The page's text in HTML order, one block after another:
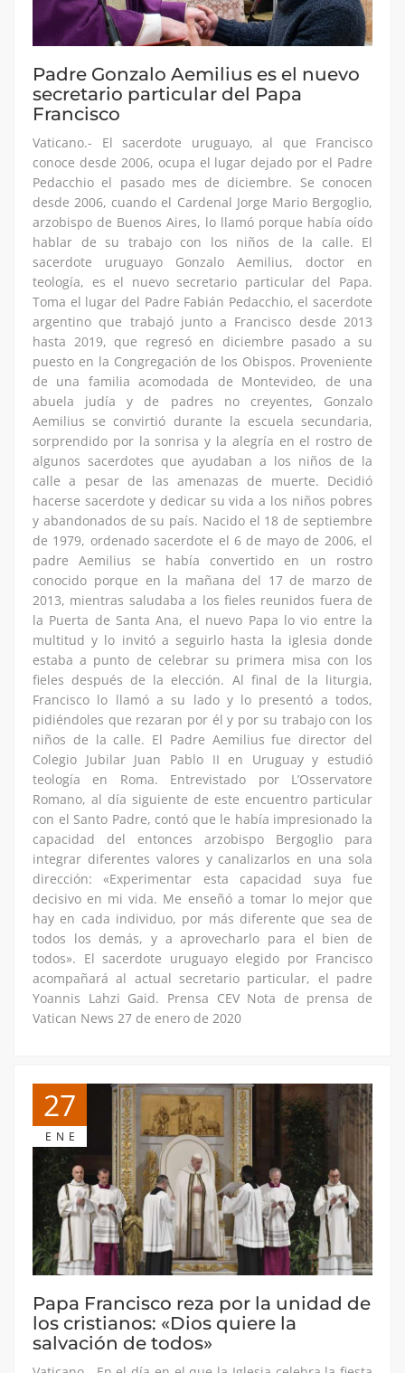
Padre Gonzalo Aemilius es el nuevo
secretario particular del Papa
Francisco
Vaticano.- El sacerdote uruguayo, al que Francisco
conoce desde 2006, ocupa el lugar dejado por el Padre
Pedacchio el pasado mes de diciembre. Se conocen
desde 2006, cuando el Cardenal Jorge Mario Bergoglio,
arzobispo de Buenos Aires, lo llamó porque había oído
hablar de su trabajo con los niños de la calle. El
sacerdote uruguayo Gonzalo Aemilius, doctor en
teología, es el nuevo secretario particular del Papa.
Toma el lugar del Padre Fabián Pedacchio, el sacerdote
argentino que trabajó junto a Francisco desde 2013
hasta 2019, que regresó en diciembre pasado a su
puesto en la Congregación de los Obispos. Proveniente
de una familia acomodada de Montevideo, de una
abuela judía y de padres no creyentes, Gonzalo
Aemilius se convirtió durante la escuela secundaria,
sorprendido por la sonrisa y la alegría en el rostro de
algunos sacerdotes que ayudaban a los niños de la
calle a pesar de las amenazas de muerte. Decidió
hacerse sacerdote y dedicar su vida a los niños pobres
y abandonados de su país. Nacido el 18 de septiembre
de 1979, ordenado sacerdote el 6 de mayo de 2006, el
padre Aemilius se había convertido en un rostro
conocido porque en la mañana del 17 de marzo de
2013, mientras saludaba a los fieles reunidos fuera de
la Puerta de Santa Ana, el nuevo Papa lo vio entre la
multitud y lo invitó a seguirlo hasta la iglesia donde
estaba a punto de celebrar su primera misa con los
fieles después de la elección. Al final de la liturgia,
Francisco lo llamó a su lado y lo presentó a todos,
pidiéndoles que rezaran por él y por su trabajo con los
niños de la calle. El Padre Aemilius fue director del
Colegio Jubilar Juan Pablo II en Uruguay y estudió
teología en Roma. Entrevistado por L’Osservatore
Romano, al día siguiente de este encuentro particular
con el Santo Padre, contó que le había impresionado la
capacidad del entonces arzobispo Bergoglio para
integrar diferentes valores y canalizarlos en una sola
dirección: «Experimentar esta capacidad suya fue
decisivo en mi vida. Me enseñó a tomar lo mejor que
hay en cada individuo, por más diferente que sea de
todos los demás, y a aprovecharlo para el bien de
todos». El sacerdote uruguayo elegido por Francisco
acompañará al actual secretario particular, el padre
Yoannis Lahzi Gaid. Prensa CEV Nota de prensa de
Vatican News 27 de enero de 2020
27
ENE
Papa Francisco reza por la unidad de
los cristianos: «Dios quiere la
salvación de todos»